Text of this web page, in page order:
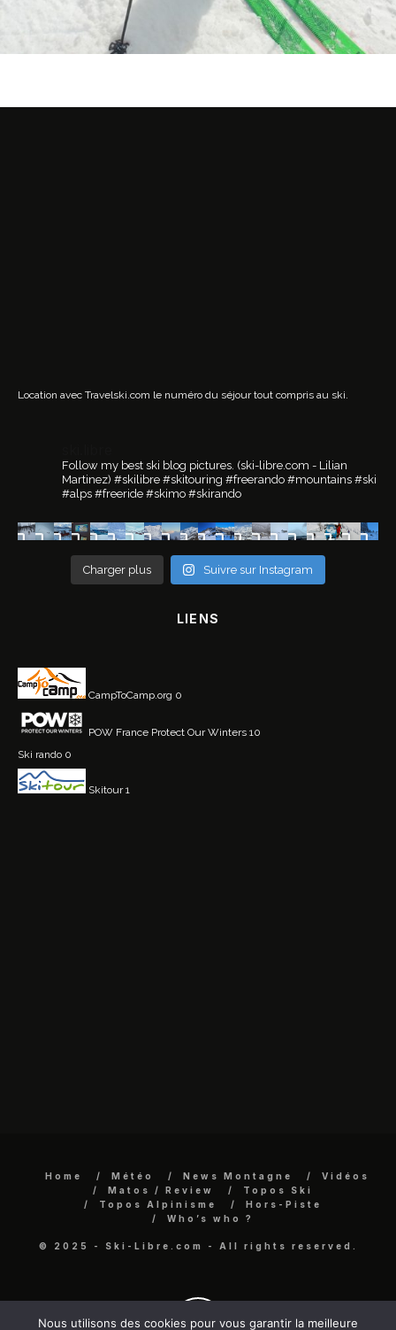
Location avec Travelski.com le numéro du séjour tout compris au ski.
Follow my best ski blog pictures. (ski-libre.com - Lilian
Martinez) #skilibre #skitouring #freerando #mountains #ski
#alps #freeride #skimo #skirando
Charger plus Suivre sur Instagram
LIENS
CampToCamp.org 0
POW France Protect Our Winters 10
Ski rando 0
Skitour1
Home Météo News Montagne
Vidéos
Matos / Review
Topos Ski
Topos Alpinisme
Hors-Piste
Who’s who ?
© 2025 - Ski-Libre.com - All rights reserved.
Nous utilisons des cookies pour vous garantir la meilleure